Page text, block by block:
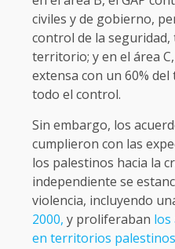
civiles y de gobierno,
control de la seguridad,
territorio; y en el área
extensa con un 60%
todo el control.
Sin embargo, los
cumplieron con las
los palestinos hacia la
independiente se
violencia, incluyendo
2000, y proliferaban los
en territorios